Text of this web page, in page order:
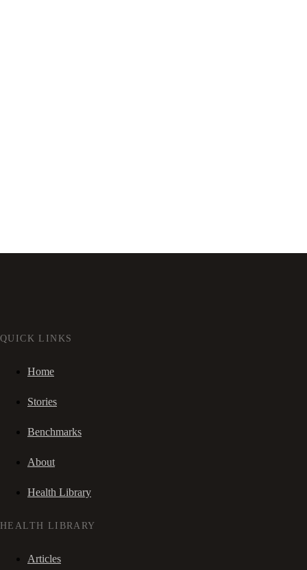
QUICK LINKS
Home
Stories
Benchmarks
About
Health Library
HEALTH LIBRARY
Articles